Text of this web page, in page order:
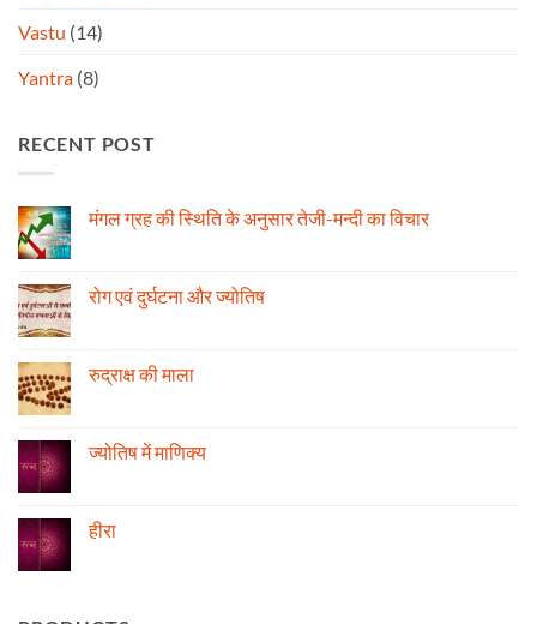
Vastu (14)
Yantra (8)
RECENT POST
मंगल ग्रह की स्थिति के अनुसार तेजी-मन्दी का विचार
मंगल
ग्रह
अनुसार
तेजी-
रोग एवं दुर्घटना और ज्योतिष
रोग
एवं
रुद्राक्ष की माला
रुद्राक्ष
की
ज्योतिष में माणिक्य
ज्योतिष
मेंहीरा